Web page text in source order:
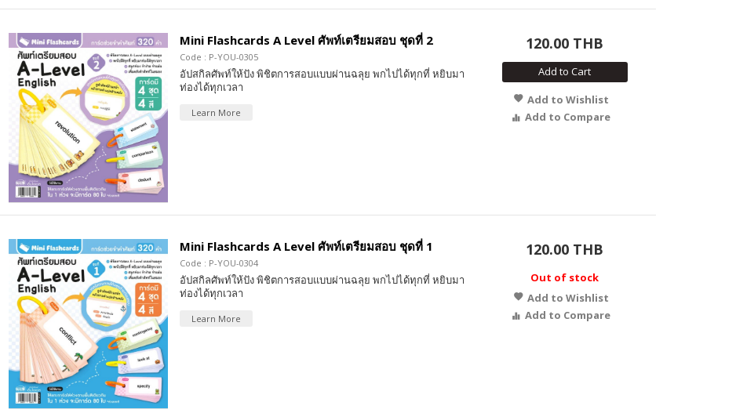
Mini Flashcards A Level ศัพท์เตรียมสอบ ชุดที่ 2
Code : P-YOU-0305
อัปสกิลศัพท์ให้ปัง พิชิตการสอบแบบผ่านฉลุย พกไปได้ทุกที่ หยิบมา
ท่องได้ทุกเวลา
Learn More
120.00 THB
Add to Cart
Add to Wishlist
Add to Compare
Mini Flashcards A Level ศัพท์เตรียมสอบ ชุดที่ 1
Code : P-YOU-0304
อัปสกิลศัพท์ให้ปัง พิชิตการสอบแบบผ่านฉลุย พกไปได้ทุกที่ หยิบมา
ท่องได้ทุกเวลา
Learn More
120.00 THB
Out of stock
Add to Wishlist
Add to Compare